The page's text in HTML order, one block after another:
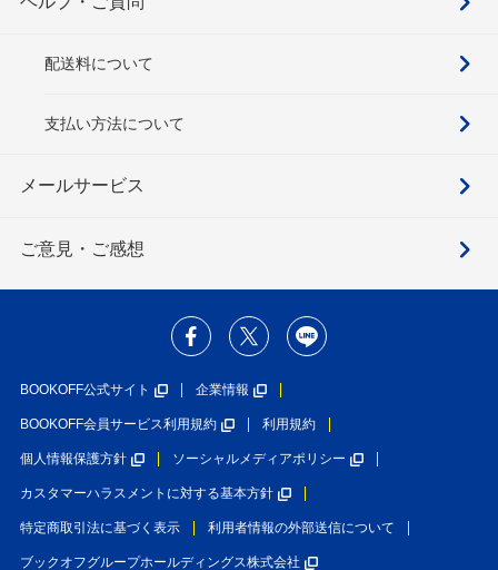
配送料について
支払い方法について
メールサービス
ご意見・ご感想
BOOKOFF公式サイト 企業情報
BOOKOFF会員サービス利用規約 利用規約
個人情報保護方針 ソーシャルメディアポリシー
カスタマーハラスメントに対する基本方針
特定商取引法に基づく表示 利用者情報の外部送信について
ブックオフグループホールディングス株式会社